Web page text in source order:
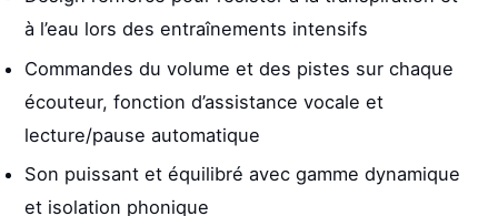
à l’eau lors des entraînements intensifs
Commandes du volume et des pistes sur chaque
écouteur, fonction d’assistance vocale et
lecture/pause automatique
Son puissant et équilibré avec gamme dynamique
et isolation phonique